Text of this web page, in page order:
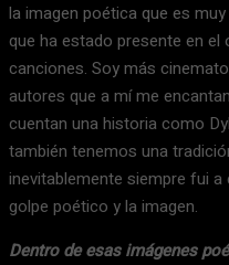
la imagen poética que es
que ha estado presente en
canciones. Soy más
autores que a mí me
cuentan una historia como
también tenemos una
inevitablemente siempre fui
golpe poético y la imagen.
Dentro de esas imágenes